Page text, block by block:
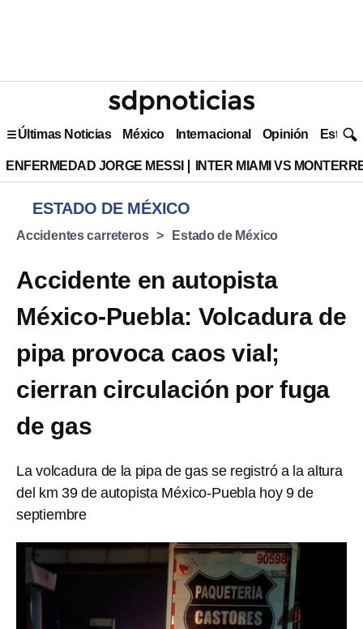
Últimas Noticias México Internacional Opinión Estilo
ENFERMEDAD JORGE MESSI INTER MIAMI VS
ESTADO DE MÉXICO
Accidentes carreteros Estado de México
Accidente en autopista
México-Puebla: Volcadura de
pipa provoca caos vial;
cierran circulación por fuga
de gas
La volcadura de la pipa de gas se registró a la altura
del km 39 de autopista México-Puebla hoy 9 de
septiembre